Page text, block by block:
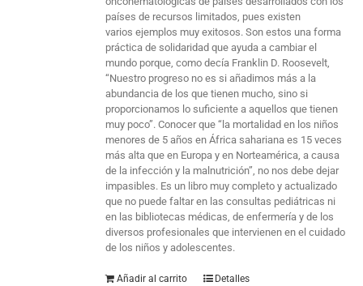
países de recursos limitados, pues existen
varios ejemplos muy exitosos. Son estos una forma
práctica de solidaridad que ayuda a cambiar el
mundo porque, como decía Franklin D. Roosevelt,
“Nuestro progreso no es si añadimos más a la
abundancia de los que tienen mucho, sino si
proporcionamos lo suficiente a aquellos que tienen
muy poco”. Conocer que “la mortalidad en los niños
menores de 5 años en África sahariana es 15 veces
más alta que en Europa y en Norteamérica, a causa
de la infección y la malnutrición”, no nos debe dejar
impasibles. Es un libro muy completo y actualizado
que no puede faltar en las consultas pediátricas ni
en las bibliotecas médicas, de enfermería y de los
diversos profesionales que intervienen en el cuidado
de los niños y adolescentes.
Añadir al carrito Detalles